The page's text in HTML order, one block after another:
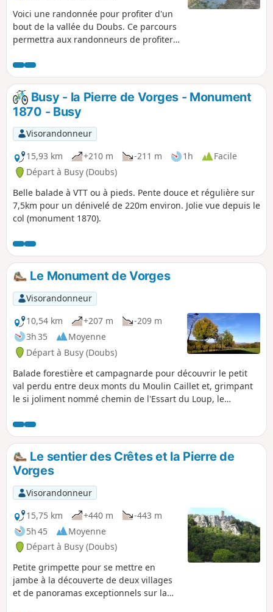
Voici une randonnée pour profiter d'un
bout de la vallée du Doubs. Ce parcours
permettra aux randonneurs de profiter
sentiers, d'arriver au bord du Doubs, de
profiter de la véloroute pour d'observer
les paysages typiques de la vallée du
Doubs avec les ruines du château de
Montferrand et de remonter vers Busy
par le Moulinot. Randonnée proposée
par le Grand Besançon Métropole.
Busy - la Pierre de Vorges - Monument
1870 - Busy
Visorandonneur
15,93 km
+210 m -211 m 1h
Facile
Départ à Busy (Doubs)
Belle balade à VTT ou à pieds. Pente douce et régulière sur
7,5km pour un dénivelé de 220m environ. Jolie vue depuis le
col (monument 1870).
Le Monument de Vorges
Visorandonneur
10,54 km
+207 m
-209 m
3h 35
Moyenne
Départ à Busy (Doubs)
Balade forestière et campagnarde pour découvrir le petit
val perdu entre deux monts du Moulin Caillet et, grimpant
le si joliment nommé chemin de l'Essart du Loup, le
bien oubliés. Retour vers Busy avec de jolies vues sur le
donjon de Montferrand et les monts bisontins.
Le sentier des Crêtes et la Pierre de
Vorges
Visorandonneur
15,75 km
+440 m
-443 m
5h 45
Moyenne
Départ à Busy (Doubs)
Petite grimpette pour se mettre en
jambe à la découverte de deux villages
et de panoramas exceptionnels sur la